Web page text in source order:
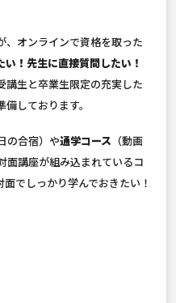
、オンラインで資格を取った
！先生に直接質問したい！
講生と卒業生限定の充実した
しております。
の合宿）や通学コース （動画
面講座が組み込まれているコ
でしっかり学んでおきたい！